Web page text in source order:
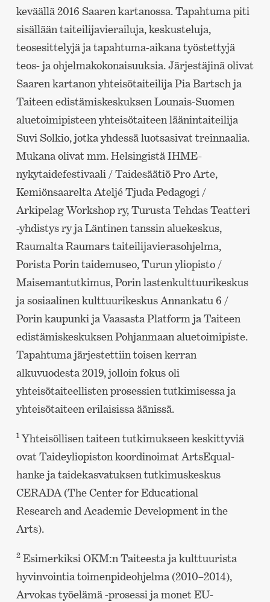
keväällä 2016 Saaren kartanossa. Tapahtuma piti
sisällään taiteilijavierailuja, keskusteluja,
teosesittelyjä ja tapahtuma-aikana työstettyjä
teos- ja ohjelmakokonaisuuksia. Järjestäjinä olivat
Saaren kartanon yhteisötaiteilija Pia Bartsch ja
Taiteen edistämiskeskuksen Lounais-Suomen
aluetoimipisteen yhteisötaiteen läänintaiteilija
Suvi Solkio, jotka yhdessä luotsasivat treinnaalia.
Mukana olivat mm. Helsingistä IHME-
nykytaidefestivaali / Taidesäätiö Pro Arte,
Kemiönsaarelta Ateljé Tjuda Pedagogi /
Arkipelag Workshop ry, Turusta Tehdas Teatteri
-yhdistys ry ja Läntinen tanssin aluekeskus,
Raumalta Raumars taiteilijavierasohjelma,
Porista Porin taidemuseo, Turun yliopisto /
Maisemantutkimus, Porin lastenkulttuurikeskus
ja sosiaalinen kulttuurikeskus Annankatu 6 /
Porin kaupunki ja Vaasasta Platform ja Taiteen
edistämiskeskuksen Pohjanmaan aluetoimipiste.
Tapahtuma järjestettiin toisen kerran
alkuvuodesta 2019, jolloin fokus oli
yhteisötaiteellisten prosessien tutkimisessa ja
yhteisötaiteen erilaisissa äänissä.
1Yhteisöllisen taiteen tutkimukseen keskittyviä
ovat Taideyliopiston koordinoimat ArtsEqual-
hanke ja taidekasvatuksen tutkimuskeskus
CERADA (The Center for Educational
Research and Academic Development in the
Arts).
2Esimerkiksi OKM:n Taiteesta ja kulttuurista
hyvinvointia toimenpideohjelma (2010–2014),
Arvokas työelämä -prosessi ja monet EU-